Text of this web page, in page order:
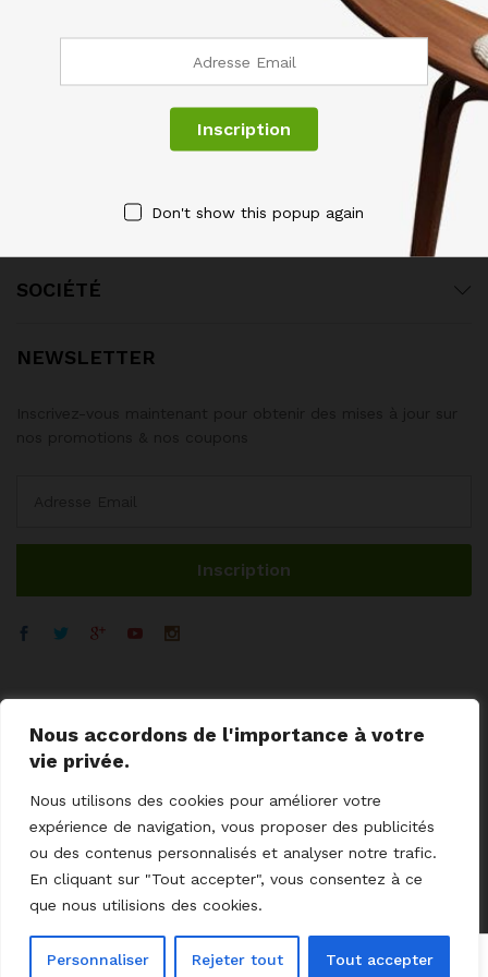
Nous accordons de l'importance à votre
vie privée.
Nous utilisons des cookies pour améliorer votre
expérience de navigation, vous proposer des publicités
ou des contenus personnalisés et analyser notre trafic.
En cliquant sur "Tout accepter", vous consentez à ce
que nous utilisions des cookies.
Personnaliser Rejeter tout Tout accepter
SERVICES & GARANTIES
BESOIN D’AIDE?
SOCIÉTÉ
NEWSLETTER
© 2023 GoodCoProximity. mentions légales
Livraisons - retour
Aides / SAV I
Don't show this popup again
0